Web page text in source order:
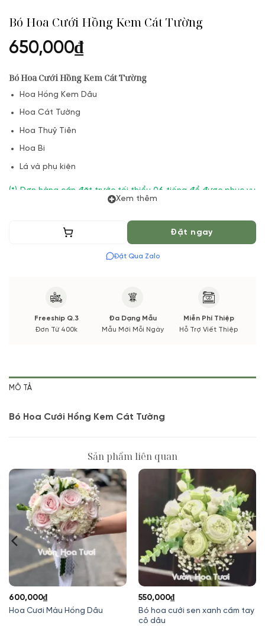
Bó Hoa Cưới Hồng Kem Cát Tường
650,000₫
Bó Hoa Cưới Hồng Kem Cát Tường
Hoa Hồng Kem Dâu
Hoa Cát Tường
Hoa Thuỷ Tiên
Hoa Bi
Lá và phụ kiện
(*) Đơn hàng cần đặt trước tối thiểu 06 tiếng để được phục vụ
tốt nhất. Màu hoa có thể thay đổi theo vụ mùa và thị trường.
Các thông tin thay đổi sẽ được cập nhật trước và xác nhận từ
Quý khách hàng.
Xem thêm
Thêm vào giỏ Đặt ngay
Đặt Qua Zalo
Freeship Q.3
Đơn Từ 400k
Đa Dạng Mẫu
Mẫu Mới Mỗi Ngày
Miễn Phí Thiệp
Hỗ Trợ Viết Thiệp
MÔ TẢ
Bó Hoa Cưới Hồng Kem Cát Tường
Sản phẩm liên quan
Hoa Cươi Màu Hồng Dâu
600,000₫
Bó hoa cưới sen xanh cầm tay
cô dâu
550,000₫